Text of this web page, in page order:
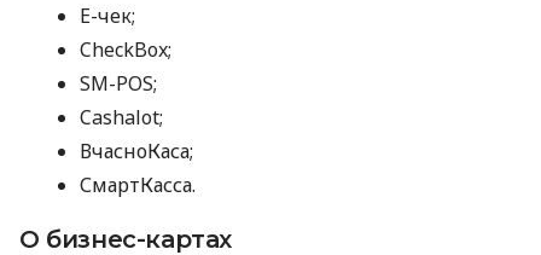
E-чек;
CheckBox;
SM-POS;
Cashalot;
ВчасноКаса;
СмартКасса.
О бизнес-картах